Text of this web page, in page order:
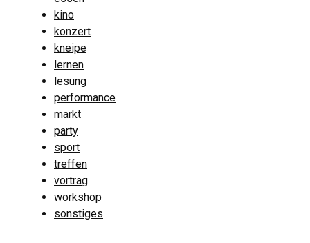
kino
konzert
kneipe
lernen
lesung
performance
markt
party
sport
treffen
vortrag
workshop
sonstiges